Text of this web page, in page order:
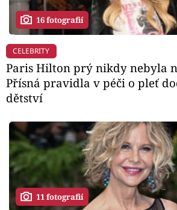
16 fotografií
CELEBRITY
Paris Hilton prý nikdy nebyla
Přísná pravidla v péči o pleť
dětství
11 fotografií